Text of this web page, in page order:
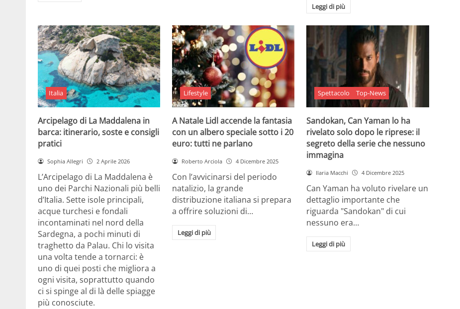
Leggi di più
Italia
Arcipelago di La Maddalena in
barca: itinerario, soste e consigli
pratici
Sophia Allegri 2 Aprile 2026
L’Arcipelago di La Maddalena è
uno dei Parchi Nazionali più belli
d’Italia. Sette isole principali,
acque turchesi e fondali
incontaminati nel nord della
Sardegna, a pochi minuti di
traghetto da Palau. Chi lo visita
una volta tende a tornarci: è
uno di quei posti che migliora a
ogni visita, soprattutto quando
ci si spinge al di là delle spiagge
più conosciute.
Lifestyle
A Natale Lidl accende la fantasia
con un albero speciale sotto i 20
euro: tutti ne parlano
Roberto Arciola 4 Dicembre 2025
Con l’avvicinarsi del periodo
natalizio, la grande
distribuzione italiana si prepara
a offrire soluzioni di…
Leggi di più
Spettacolo Top-News
Sandokan, Can Yaman lo ha
rivelato solo dopo le riprese: il
segreto della serie che nessuno
immagina
Ilaria Macchi 4 Dicembre 2025
Can Yaman ha voluto rivelare un
dettaglio importante che
riguarda "Sandokan" di cui
nessuno era…
Leggi di più